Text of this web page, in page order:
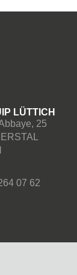
LÜTTICH
25
07 62